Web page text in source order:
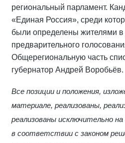
региональный парламент.
«Единая Россия», среди
были определены жителями в
предварительного
Общерегиональную часть
губернатор Андрей Воробьёв.
Все позиции и положения,
материале, реализованы,
реализованы исключительно
в соответствии с законом